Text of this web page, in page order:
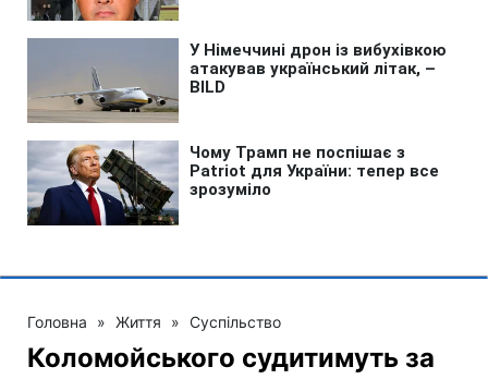
Головна » Життя » Суспільство
Коломойського судитимуть за